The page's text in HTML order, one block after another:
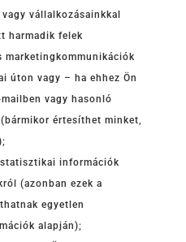
vállalkozásainkkal
harmadik felek
marketingkommunikációk
úton vagy – ha ehhez Ön
vagy hasonló
értesíthet minket,
információk
(azonban ezek a
egyetlen
alapján);